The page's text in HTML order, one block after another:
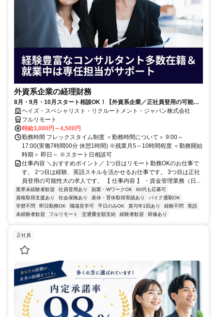
外資系企業の経理財務
8月・9月・10月スタート相談OK！【外資系企業／正社員登用の可能性
大／700万～800万／リモート勤務OK】経理財務
ヘイズ・スペシャリスト・リクルートメント・ジャパン株式会社
フルリモート
時給3,000円～4,500円
勤務時間 フレックスタイム制度 ＜勤務時間について＞ 9:00～
17:00(実働7時間00分 休憩1時間) ※残業月5～10時間程度 ＜勤務開始
時期＞ 即日～ ※スタート日相談可
仕事内容 ＼おすすめポイント／ 1つ目はリモート勤務OKのお仕事で
す。 2つ目は経験、英語スキルを活かせるお仕事です。 3つ目は正社
員登用の可能性大の求人です。 【 仕事内容 】 ・資金管理業務（日...
業界未経験者歓迎 社員登用あり 副業・WワークOK
60代も応募可
資格取得支援あり
社会保険あり 産休・育休取得実績あり
バイク通勤OK
学歴不問
即日勤務OK 職場見学可 平日のみOK 賞与年1回あり 経験不問
英語
未経験者歓迎
フルリモート 交通費全額支給 経験者歓迎 研修あり
正社員